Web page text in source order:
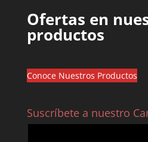
Ofertas en
productos
Conoce Nuestros Productos
Suscríbete a nuestro